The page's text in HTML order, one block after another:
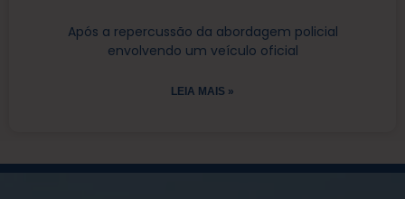
Após a repercussão da abordagem policial
envolvendo um veículo oficial
LEIA MAIS »